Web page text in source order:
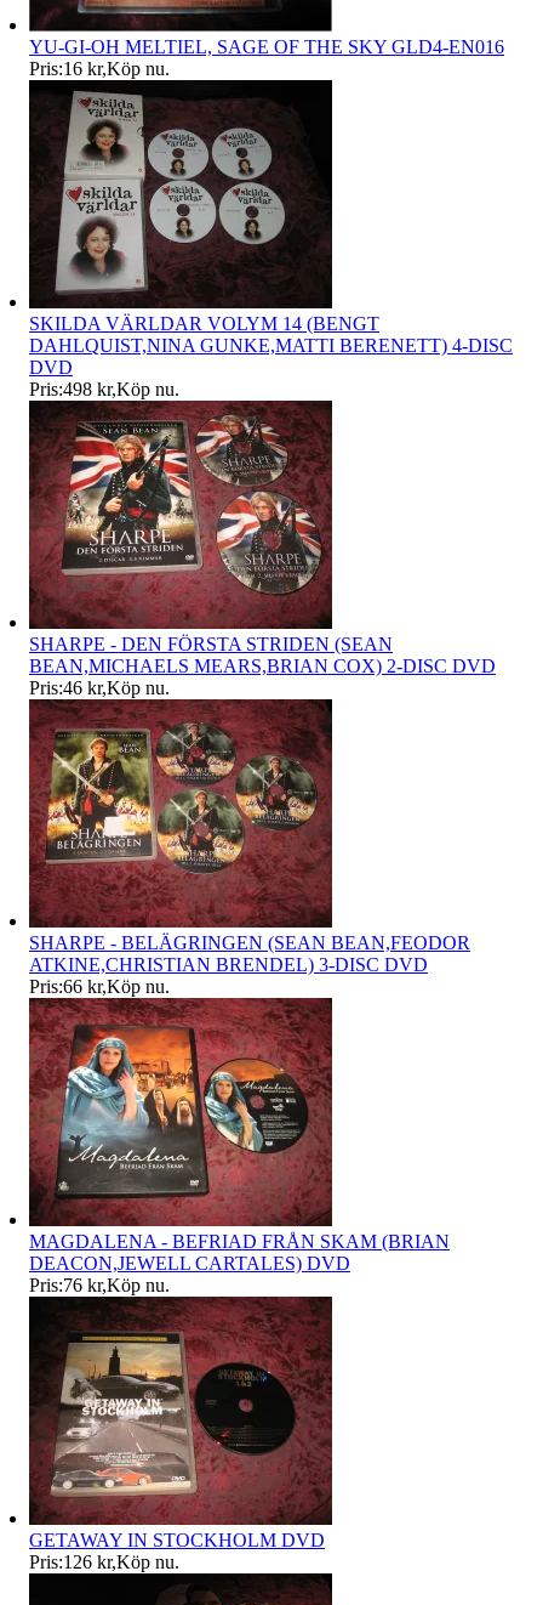
YU-GI-OH MELTIEL, SAGE OF THE SKY GLD4-EN016
Pris:16 kr,Köp nu.
SKILDA VÄRLDAR VOLYM 14 (BENGT
DAHLQUIST,NINA GUNKE,MATTI BERENETT) 4-DISC
DVD
Pris:498 kr,Köp nu.
SHARPE - DEN FÖRSTA STRIDEN (SEAN
BEAN,MICHAELS MEARS,BRIAN COX) 2-DISC DVD
Pris:46 kr,Köp nu.
SHARPE - BELÄGRINGEN (SEAN BEAN,FEODOR
ATKINE,CHRISTIAN BRENDEL) 3-DISC DVD
Pris:66 kr,Köp nu.
MAGDALENA - BEFRIAD FRÅN SKAM (BRIAN
DEACON,JEWELL CARTALES) DVD
Pris:76 kr,Köp nu.
GETAWAY IN STOCKHOLM DVD
Pris:126 kr,Köp nu.